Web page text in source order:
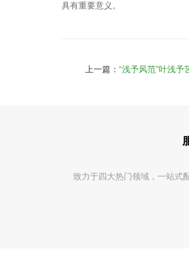
具有重要意义。
上一篇：“浅予风范”叶浅予
致力于四大热门领域，一站式